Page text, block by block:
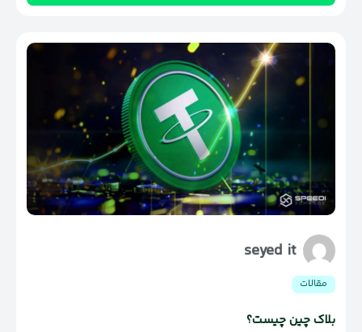
seyed it
مقالات
بلاک چین چیست؟